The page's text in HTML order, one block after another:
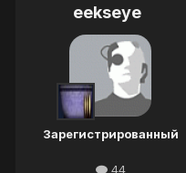
eekseye
Зарегистрированный
44